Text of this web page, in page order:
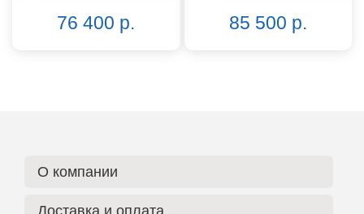
76 400 р. 85 500 р.
О компании
Доставка и оплата